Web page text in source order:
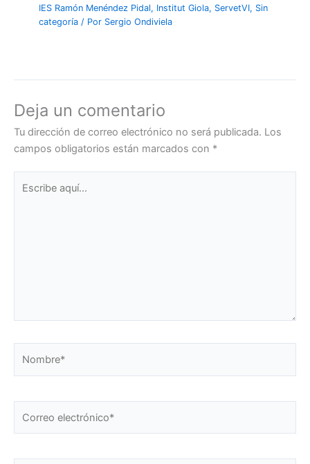
IES Ramón Menéndez Pidal, Institut Giola, ServetVI, Sin
categoría / Por Sergio Ondiviela
Deja un comentario
Tu dirección de correo electrónico no será publicada. Los
campos obligatorios están marcados con *
electrónico*